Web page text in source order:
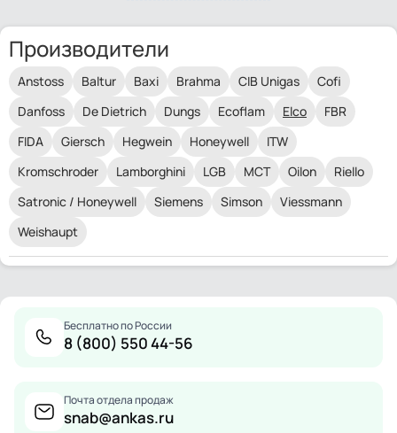
Производители
Anstoss Baltur Baxi Brahma CIB Unigas
Cofi
Danfoss
De Dietrich Dungs Ecoflam Elco
FBR
FIDA
Giersch Hegwein Honeywell
ITW
Kromschroder
Lamborghini LGB MCT Oilon
Riello
Satronic / Honeywell
Siemens Simson
Viessmann
Weishaupt
Бесплатно по России
8 (800) 550 44-56
Почта отдела продаж
snab@ankas.ru